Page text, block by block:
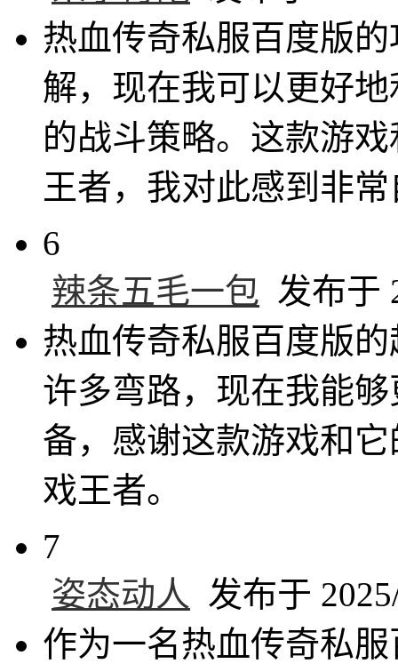
热血传奇私服百度版
解，现在我可以更好
的战斗策略。这款游
王者，我对此感到非
6
辣条五毛一包 发布于
热血传奇私服百度版
许多弯路，现在我能
备，感谢这款游戏和
戏王者。
7
姿态动人
发布于
作为一名热血传奇私